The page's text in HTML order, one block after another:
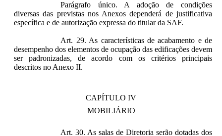
Parágrafo único. A adoção de condições
diversas das previstas nos Anexos dependerá de justificativa
específica e de autorização expressa do titular da SAF.
Art. 29. As características de acabamento e de
desempenho dos elementos de ocupação das edificações devem
ser padronizadas, de acordo com os critérios principais
descritos no Anexo II.
CAPÍTULO IV
MOBILIÁRIO
Art. 30. As salas de Diretoria serão dotadas dos